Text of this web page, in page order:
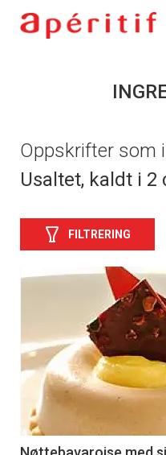
Oppskrifter som
Usaltet, kaldt i
FILTRERING